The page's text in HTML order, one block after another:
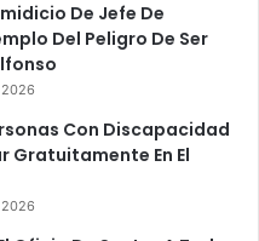
De Jefe De
Del Peligro De Ser
Con Discapacidad
Gratuitamente En El